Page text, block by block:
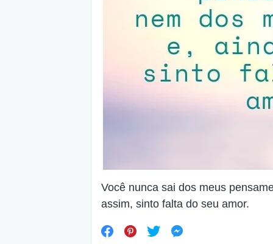
Você nunca sai dos meus
assim, sinto falta do seu amor.